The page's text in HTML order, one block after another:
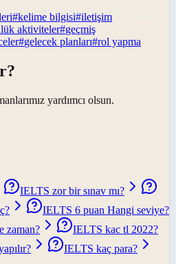
#kelime bilgisi#iletişim
aktiviteler#geçmiş
#gelecek planları#rol yapma
yardımcı olsun.
IELTS zor bir sınav mı?
IELTS 6 puan Hangi seviye?
zaman?
IELTS kac tl 2022?
IELTS kaç para?